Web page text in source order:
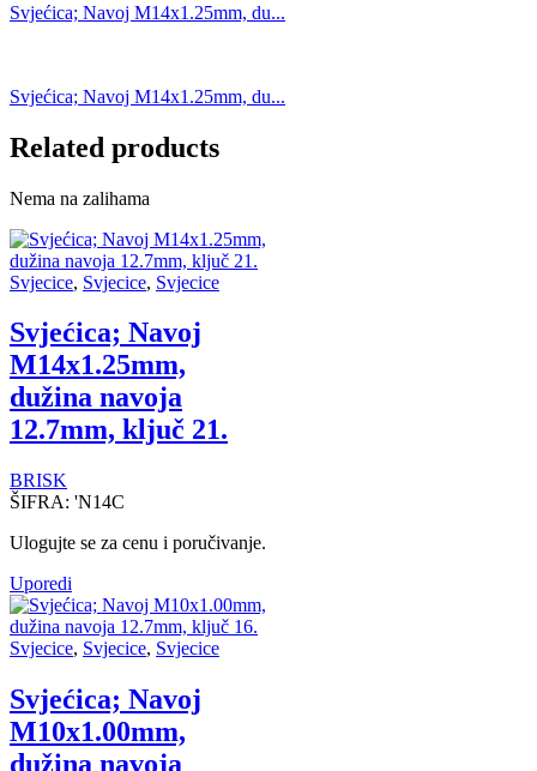
Svjećica; Navoj M14x1.25mm, du...
Svjećica; Navoj M14x1.25mm, du...
Related products
Nema na zalihama
Svjecice, Svjecice, Svjecice
Svjećica; Navoj
M14x1.25mm,
dužina navoja
12.7mm, ključ 21.
BRISK
ŠIFRA: 'N14C
Ulogujte se za cenu i poručivanje.
Uporedi
Svjecice, Svjecice, Svjecice
Svjećica; Navoj
M10x1.00mm,
dužina navoja